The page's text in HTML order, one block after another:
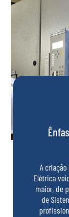
A
Elétrica
maior, de
de